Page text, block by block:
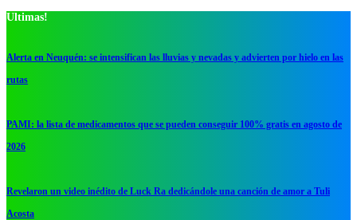
Ultimas!
Alerta en Neuquén: se intensifican las lluvias y nevadas y advierten por hielo en las
rutas
PAMI: la lista de medicamentos que se pueden conseguir 100% gratis en agosto de
2026
Revelaron un video inédito de Luck Ra dedicándole una canción de amor a Tuli
Acosta